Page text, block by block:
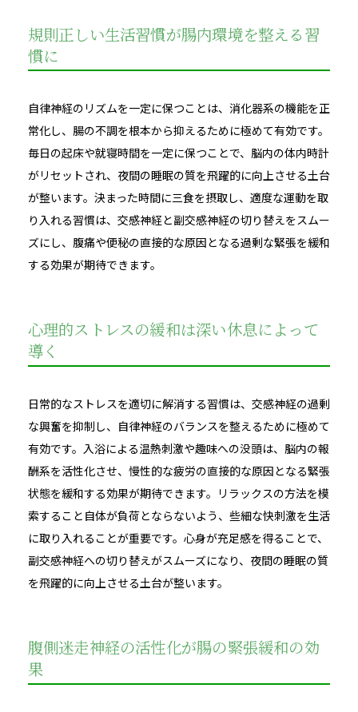
規則正しい生活習慣が腸内環境を整える習
慣に
自律神経のリズムを一定に保つことは、消化器系の機能を正
常化し、腸の不調を根本から抑えるために極めて有効です。
毎日の起床や就寝時間を一定に保つことで、脳内の体内時計
がリセットされ、夜間の睡眠の質を飛躍的に向上させる土台
が整います。決まった時間に三食を摂取し、適度な運動を取
り入れる習慣は、交感神経と副交感神経の切り替えをスムー
ズにし、腹痛や便秘の直接的な原因となる過剰な緊張を緩和
する効果が期待できます。
心理的ストレスの緩和は深い休息によって
導く
日常的なストレスを適切に解消する習慣は、交感神経の過剰
な興奮を抑制し、自律神経のバランスを整えるために極めて
有効です。入浴による温熱刺激や趣味への没頭は、脳内の報
酬系を活性化させ、慢性的な疲労の直接的な原因となる緊張
状態を緩和する効果が期待できます。リラックスの方法を模
索すること自体が負荷とならないよう、些細な快刺激を生活
に取り入れることが重要です。心身が充足感を得ることで、
副交感神経への切り替えがスムーズになり、夜間の睡眠の質
を飛躍的に向上させる土台が整います。
腹側迷走神経の活性化が腸の緊張緩和の効
果